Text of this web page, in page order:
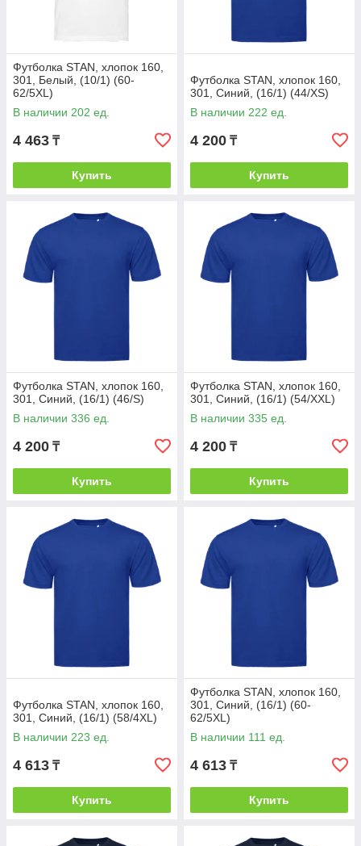
Футболка STAN, хлопок 160,
301, Белый, (10/1) (60-
62/5XL)
В наличии 202 ед.
4 463 ₸
Купить
Футболка STAN, хлопок 160,
301, Синий, (16/1) (44/XS)
В наличии 222 ед.
4 200 ₸
Купить
Футболка STAN, хлопок 160,
301, Синий, (16/1) (46/S)
В наличии 336 ед.
4 200 ₸
Купить
Футболка STAN, хлопок 160,
301, Синий, (16/1) (54/XXL)
В наличии 335 ед.
4 200 ₸
Купить
Футболка STAN, хлопок 160,
301, Синий, (16/1) (58/4XL)
В наличии 223 ед.
4 613 ₸
Купить
Футболка STAN, хлопок 160,
301, Синий, (16/1) (60-
62/5XL)
В наличии 111 ед.
4 613 ₸
Купить